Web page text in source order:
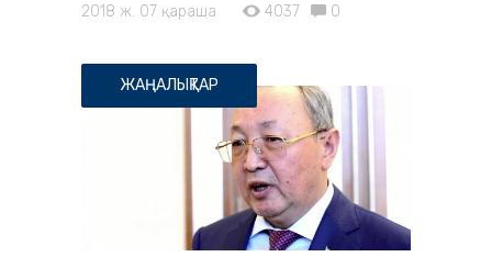
2018 ж. 07 қараша 4037 0
ЖАҢАЛЫҚТАР